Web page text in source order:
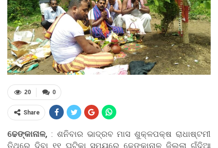
0
20
Share
ଢେଙ୍କାନାଳ, : ଶନିବାର ଭାଦ୍ରବ ମାସ ଶୁକ୍ଳପକ୍ଷ ରାଧାଷ୍ଟମୀ
ତିଥିରେ ଦିବା ୧୧ ଘଟିକା ସମୟରେ ଢେଙ୍କାନାଳ ଜିଲ୍ଲା ଗଁଦିଆ